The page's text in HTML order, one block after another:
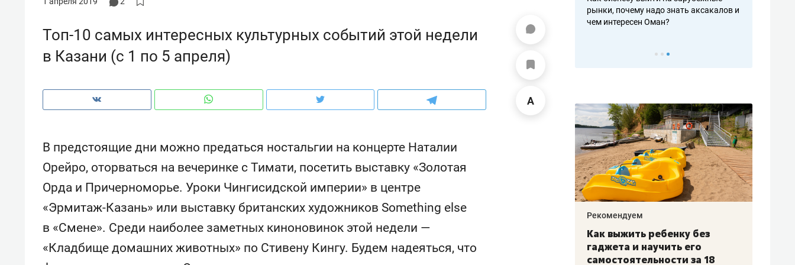
Топ-10 самых интересных культурных событий этой недели
в Казани (с 1 по 5 апреля)
В предстоящие дни можно предаться ностальгии на концерте Наталии
Орейро, оторваться на вечеринке с Тимати, посетить выставку «Золотая
Орда и Причерноморье. Уроки Чингисидской империи» в центре
«Эрмитаж-Казань» или выставку британских художников Something else
в «Смене». Среди наиболее заметных киноновинок этой недели —
«Кладбище домашних животных» по Стивену Кингу. Будем надеяться, что
рынки, почему надо знать аксакалов и
чем интересен Оман?
Рекомендуем
Падел, фитнес, танцы и даже
ниндзя-зал: как ТРЦ «Франт»
Рекомендуем
Психотерапевт «Фороса»:
«Директорский невроз» –
Рекомендуем
Дизайнер-прораб Наталья
Наседкина: «Ремонт вместе
Рекомендуем
Как выжить ребенку без
гаджета и научить его
самостоятельности за 18